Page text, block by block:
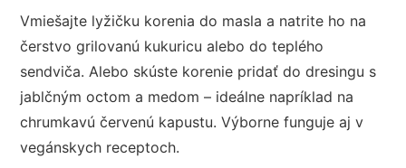
Vmiešajte lyžičku korenia do masla a natrite ho na
čerstvo grilovanú kukuricu alebo do teplého
sendviča. Alebo skúste korenie pridať do dresingu s
jablčným octom a medom – ideálne napríklad na
chrumkavú červenú kapustu. Výborne funguje aj v
vegánskych receptoch.